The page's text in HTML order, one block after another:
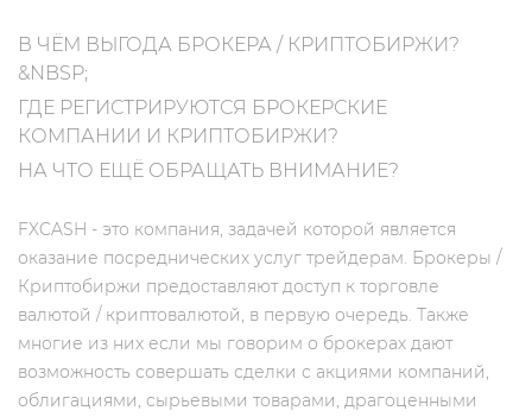
В ЧЁМ ВЫГОДА БРОКЕРА / КРИПТОБИРЖИ?
&NBSP;
ГДЕ РЕГИСТРИРУЮТСЯ БРОКЕРСКИЕ
КОМПАНИИ И КРИПТОБИРЖИ?
НА ЧТО ЕЩЁ ОБРАЩАТЬ ВНИМАНИЕ?
FXCASH - это компания, задачей которой является
оказание посреднических услуг трейдерам. Брокеры /
Криптобиржи предоставляют доступ к торговле
валютой / криптовалютой, в первую очередь. Также
многие из них если мы говорим о брокерах дают
возможность совершать сделки с акциями компаний,
облигациями, сырьевыми товарами, драгоценными